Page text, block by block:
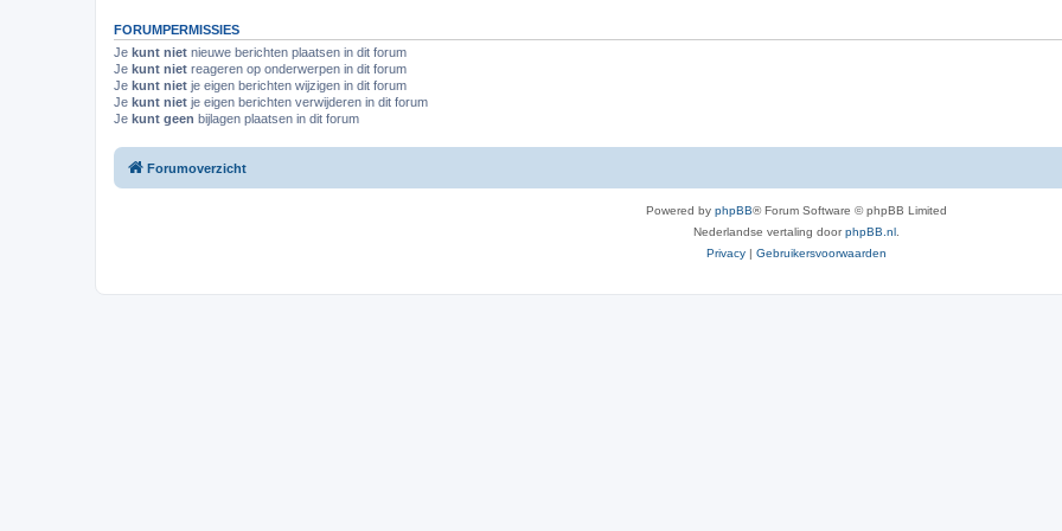
r
FORUMPERMISSIES
Je kunt niet nieuwe berichten plaatsen in dit forum
Je kunt niet reageren op onderwerpen in dit forum
Je kunt niet je eigen berichten wijzigen in dit forum
Je kunt niet je eigen berichten verwijderen in dit forum
Je kunt geen bijlagen plaatsen in dit forum
Forumoverzicht
Powered by phpBB® Forum Software © phpBB Limited
Nederlandse vertaling doorphpBB.nl
Privacy | Gebruikersvoorwaarden